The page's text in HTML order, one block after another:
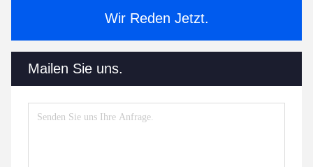
Wir Reden Jetzt.
Mailen Sie uns.